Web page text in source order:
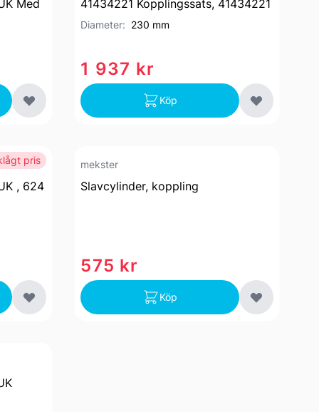
Med 41434221 Kopplingssats, 41434221
Diameter: 230 mm
1 937 kr
Köp
pris
, 624
mekster
Slavcylinder, koppling
575 kr
Köp